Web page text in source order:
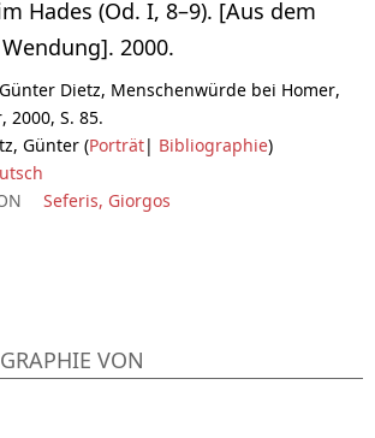
Hades (Od. I, 8–9). [Aus dem
2000.
Günter Dietz, Menschenwürde bei Homer,
2000, S. 85.
Günter (Porträt| Bibliographie)
Seferis, Giorgos
VON